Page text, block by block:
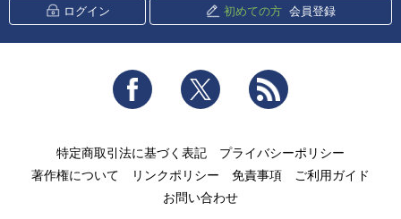
ログイン 初めての方 会員登録
Facebook Twitter
特定商取引法に基づく表記
プライバシーポリシー
著作権について
リンクポリシー 免責事項
ご利用ガイド
お問い合わせ